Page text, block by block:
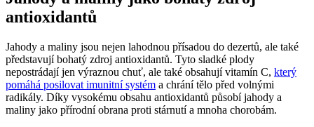
antioxidantů
Jahody a maliny jsou nejen lahodnou přísadou do dezertů, ale také
představují bohatý zdroj antioxidantů. Tyto sladké plody
nepostrádají jen výraznou chuť, ale také obsahují vitamín C, který
pomáhá posilovat imunitní systém a chrání tělo před volnými
radikály. Díky vysokému obsahu antioxidantů působí jahody a
maliny jako přírodní obrana proti stárnutí a mnoha chorobám.